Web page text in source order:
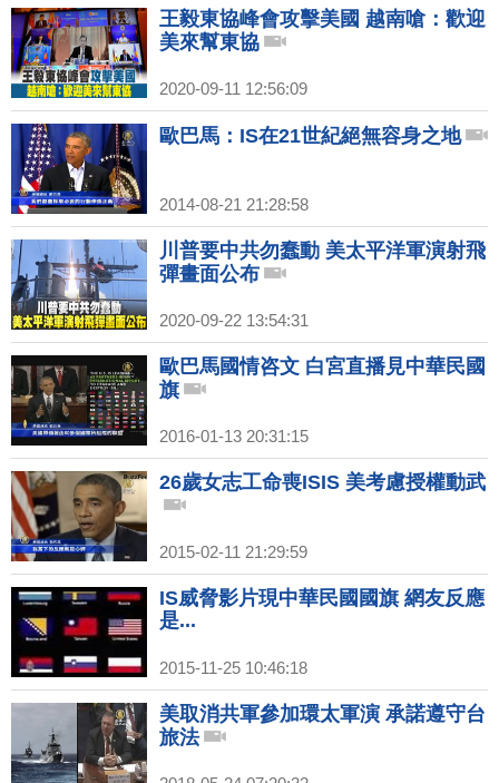
王毅東協峰會攻擊美國 越南嗆：歡迎
美來幫東協
2020-09-11 12:56:09
歐巴馬：IS在21世紀絕無容身之地
2014-08-21 21:28:58
川普要中共勿蠢動 美太平洋軍演射飛
彈畫面公布
2020-09-22 13:54:31
歐巴馬國情咨文 白宮直播見中華民國
旗
2016-01-13 20:31:15
26歲女志工命喪ISIS 美考慮授權動武
2015-02-11 21:29:59
IS威脅影片現中華民國國旗 網友反應
是...
2015-11-25 10:46:18
美取消共軍參加環太軍演 承諾遵守台
旅法